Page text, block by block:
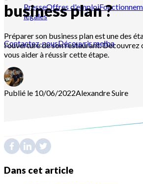
PresseOffres d'emploi
légales
Contactez-nousDécouvrir melba
business plan ?
Préparer son business plan est une des
l'ouverture de son restaurant.
vous aider à réussir cette étape.
Publié le 10/06/2022AlexandreSuire
Dans cet article